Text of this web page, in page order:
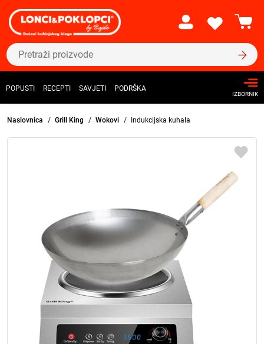
POPUSTI RECEPTI SAVJETI PODRŠKA
IZBORNIK
Naslovnica Grill King Wokovi Indukcijska kuhala